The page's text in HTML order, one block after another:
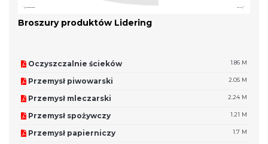
Broszury produktów Lidering
Oczyszczalnie ścieków 1.86 M
Przemysł piwowarski 2.05 M
Przemysł mleczarski 2.24 M
Przemysł spożywczy 1.21 M
Przemysł papierniczy 1.7 M